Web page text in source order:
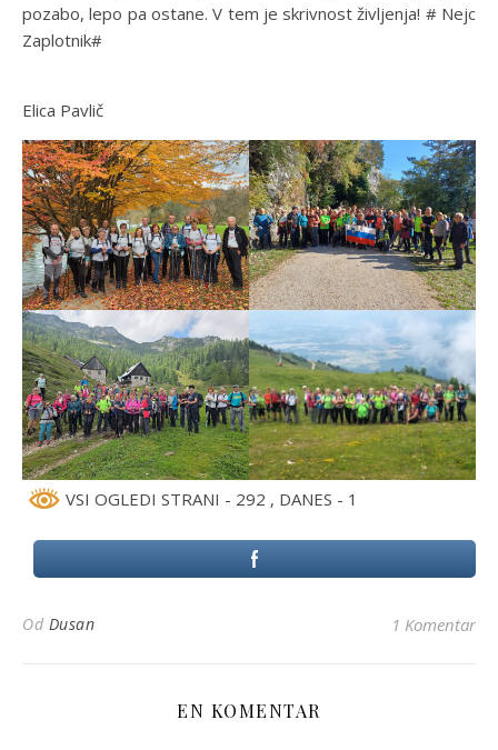
pozabo, lepo pa ostane. V tem je skrivnost življenja! # Nejc
Zaplotnik#
Elica Pavlič
VSI OGLEDI STRANI - 292 , DANES - 1
Od Dusan 1 Komentar
EN KOMENTAR